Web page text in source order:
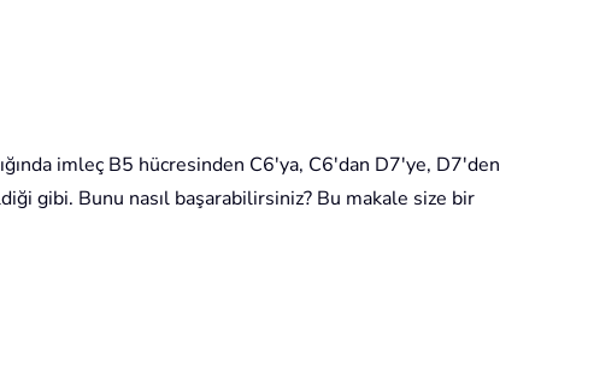
imleç B5 hücresinden C6'ya, C6'dan D7'ye, D7'den
gibi. Bunu nasıl başarabilirsiniz? Bu makale size bir